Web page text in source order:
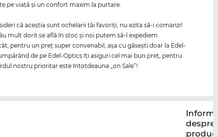
pe viaţă şi un confort maxim la purtare.
că aceştia sunt ochelarii tăi favoriţi, nu ezita să-i comanzi!
mult dorit se află în stoc şi noi putem să-l expediem
pentru un preţ super convenabil, aşa cu găseşti doar la Edel-
de pe Edel-Optics îţi asiguri cel mai bun preţ, pentru
nostru prioritar este întotdeauna „on Sale”!
despre